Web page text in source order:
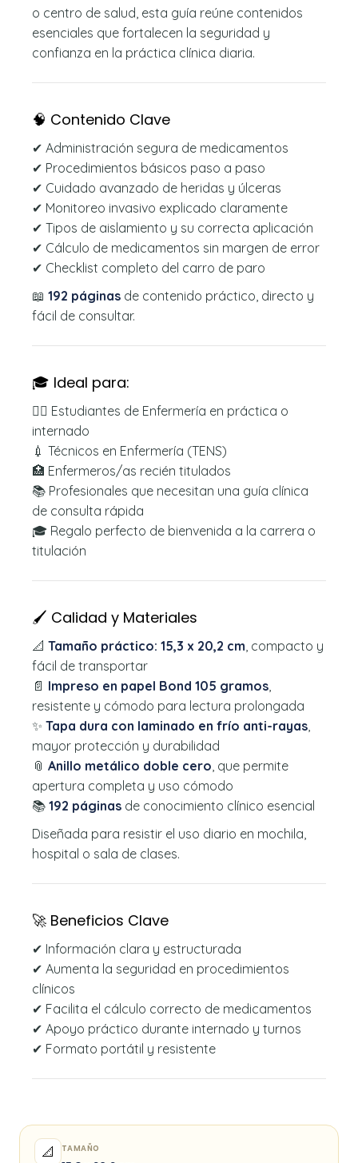
o centro de salud, esta guía reúne contenidos
esenciales que fortalecen la seguridad y
confianza en la práctica clínica diaria.
🧠 Contenido Clave
✔ Administración segura de medicamentos
✔ Procedimientos básicos paso a paso
✔ Cuidado avanzado de heridas y úlceras
✔ Monitoreo invasivo explicado claramente
✔ Tipos de aislamiento y su correcta aplicación
✔ Cálculo de medicamentos sin margen de error
✔ Checklist completo del carro de paro
📖 192 páginas de contenido práctico, directo y
fácil de consultar.
🎓 Ideal para:
👩‍⚕️ Estudiantes de Enfermería en práctica o
internado
💉 Técnicos en Enfermería (TENS)
🏥 Enfermeros/as recién titulados
📚 Profesionales que necesitan una guía clínica
de consulta rápida
🎓 Regalo perfecto de bienvenida a la carrera o
titulación
🖌️ Calidad y Materiales
📐 Tamaño práctico: 15,3 x 20,2 cm, compacto y
fácil de transportar
📄 Impreso en papel Bond 105 gramos,
resistente y cómodo para lectura prolongada
✨ Tapa dura con laminado en frío anti-rayas,
mayor protección y durabilidad
📎 Anillo metálico doble cero, que permite
apertura completa y uso cómodo
📚 192 páginas de conocimiento clínico esencial
Diseñada para resistir el uso diario en mochila,
hospital o sala de clases.
🚀 Beneficios Clave
✔ Información clara y estructurada
✔ Aumenta la seguridad en procedimientos
clínicos
✔ Facilita el cálculo correcto de medicamentos
✔ Apoyo práctico durante internado y turnos
✔ Formato portátil y resistente
📐 TAMAÑO